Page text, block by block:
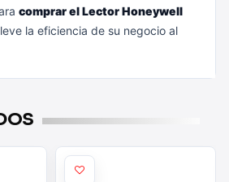
comprar el Lector Honeywell
la eficiencia de su negocio al